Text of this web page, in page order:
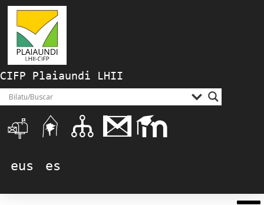
CIFP Plaiaundi LHII
eus es